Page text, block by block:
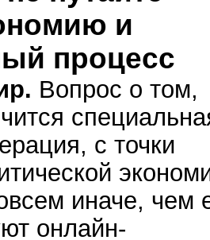
и
процесс
Вопрос о том,
с точки
иначе, чем
онлайн-